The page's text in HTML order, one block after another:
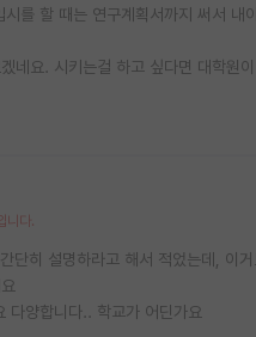
를 할 때는 연구계획서까지 써서 내
네요. 시키는걸 하고 싶다면 대학원
니다.
단히 설명하라고 해서 적었는데,
다양합니다.. 학교가 어딘가요